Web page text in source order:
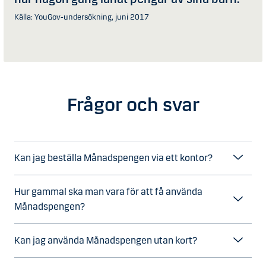
Källa: YouGov-undersökning, juni 2017
Frågor och svar
Kan jag beställa Månadspengen via ett kontor?
Hur gammal ska man vara för att få använda
Månadspengen?
Kan jag använda Månadspengen utan kort?